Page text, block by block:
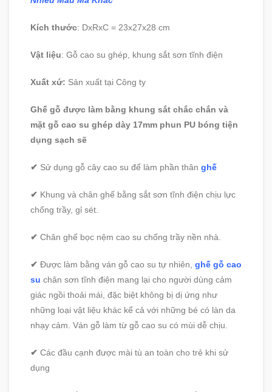
Kích thước: DxRxC = 23x27x28 cm
Vật liệu: Gỗ cao su ghép, khung sắt sơn tĩnh điện
Xuất xứ: Sản xuất tại Công ty
Ghế gỗ được làm bằng khung sắt chắc chắn và
mặt gỗ cao su ghép dày 17mm phun PU bóng tiện
dụng sạch sẽ
✔ Sử dụng gỗ cây cao su để làm phần thân ghế
✔ Khung và chân ghế bằng sắt sơn tĩnh điện chịu lực
chống trầy, gỉ sét.
✔ Chân ghế bọc nệm cao su chống trầy nền nhà.
✔ Được làm bằng ván gỗ cao su tự nhiên, ghế gỗ cao
su chân sơn tĩnh điện mang lại cho người dùng cảm
giác ngồi thoải mái, đặc biệt không bị dị ứng như
những loại vật liệu khác kể cả với những bé có làn da
nhạy cảm. Ván gỗ làm từ gỗ cao su có mùi dễ chịu.
✔ Các đầu cạnh được mài tù an toàn cho trẻ khi sử
dụng